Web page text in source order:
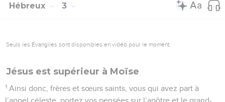
Hébreux 3
Seuls les Évangiles sont disponibles en vidéo pour le moment.
Jésus est supérieur à Moïse
1 Ainsi donc, frères et sœurs saints, vous qui avez part à
l’appel céleste, portez vos pensées sur l’apôtre et le grand-